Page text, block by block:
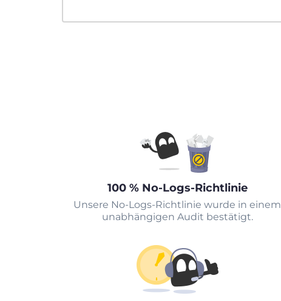
100 % No-Logs-Richtlinie
Unsere No-Logs-Richtlinie wurde in einem
unabhängigen Audit bestätigt.